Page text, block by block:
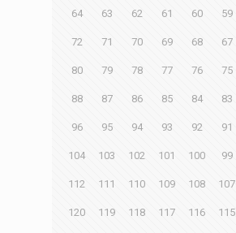
59
60
61
62
63
64
67
68
69
70
71
72
75
76
77
78
79
80
83
84
85
86
87
88
91
92
93
94
95
96
99
100
101
102
103
104
107
108
109
110
111
112
115
116
117
118
119
120